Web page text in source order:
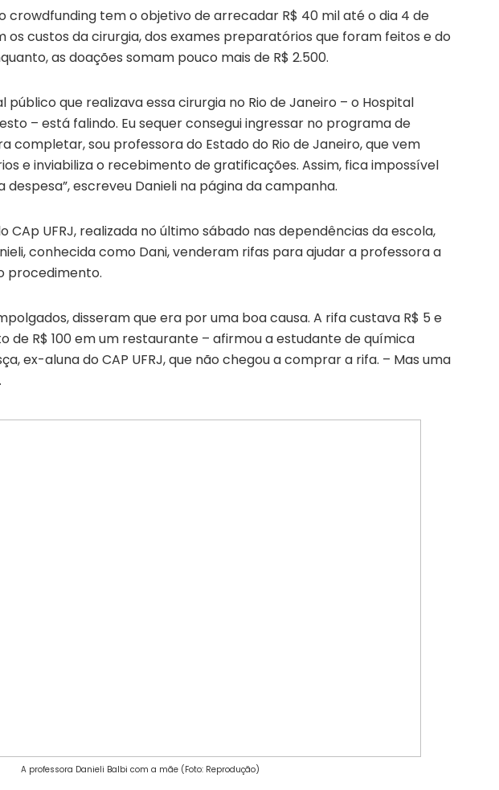
crowdfunding tem o objetivo de arrecadar R$ 40 mil até o dia 4 de
custos da cirurgia, dos exames preparatórios que foram feitos e do
as doações somam pouco mais de R$ 2.500.
público que realizava essa cirurgia no Rio de Janeiro – o Hospital
– está falindo. Eu sequer consegui ingressar no programa de
completar, sou professora do Estado do Rio de Janeiro, que vem
e inviabiliza o recebimento de gratificações. Assim, fica impossível
despesa”, escreveu Danieli na página da campanha.
CAp UFRJ, realizada no último sábado nas dependências da escola,
conhecida como Dani, venderam rifas para ajudar a professora a
procedimento.
disseram que era por uma boa causa. A rifa custava R$ 5 e
de R$ 100 em um restaurante – afirmou a estudante de química
ex-aluna do CAP UFRJ, que não chegou a comprar a rifa. – Mas uma
A professora Danieli Balbi com a mãe (Foto: Reprodução)